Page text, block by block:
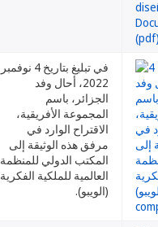
في تبليغ بتاريخ 4 نوفمبر
2022، أحال وفد
الجزائر، باسم
المجموعة الأفريقية،
الاقتراح الوارد في
مرفق هذه الوثيقة إلى
المكتب الدولي للمنظمة
العالمية للملكية الفكرية
(الويبو).